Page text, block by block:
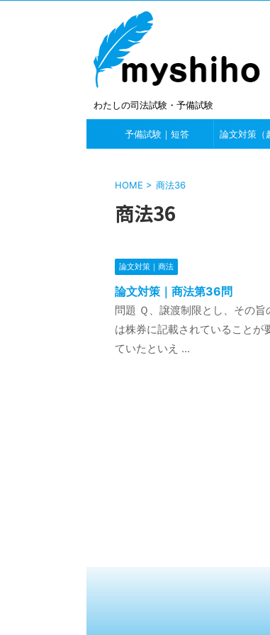
わたしの司法試験・予備試験
予備試験｜短答 論文対策（
HOME > 商法36
商法36
論文対策｜商法
論文対策｜商法第36問
問題 Ｑ、譲渡制限とし、その
は株券に記載されていることが
ていたといえ ...